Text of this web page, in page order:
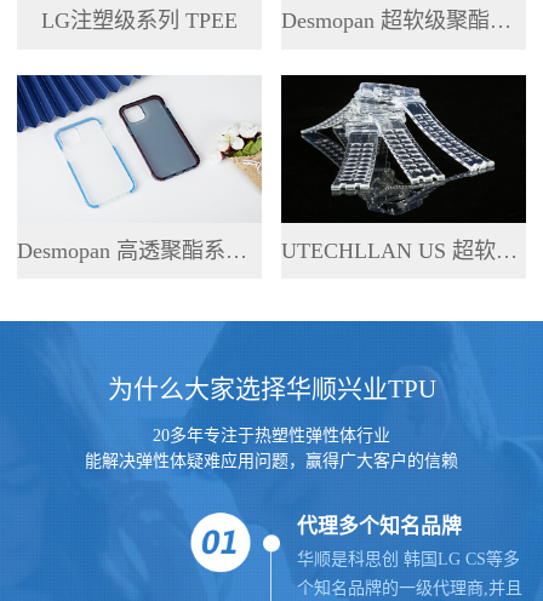
LG注塑级系列 TPEE Desmopan 超软级聚酯系列 TPU
Desmopan 高透聚酯系列 TPU UTECHLLAN US 超软级系列 TPU
为什么大家选择华顺兴业TPU
20多年专注于热塑性弹性体行业
能解决弹性体疑难应用问题，赢得广大客户的信赖
代理多个知名品牌
华顺是科思创 韩国LG CS等多
个知名品牌的一级代理商,并且